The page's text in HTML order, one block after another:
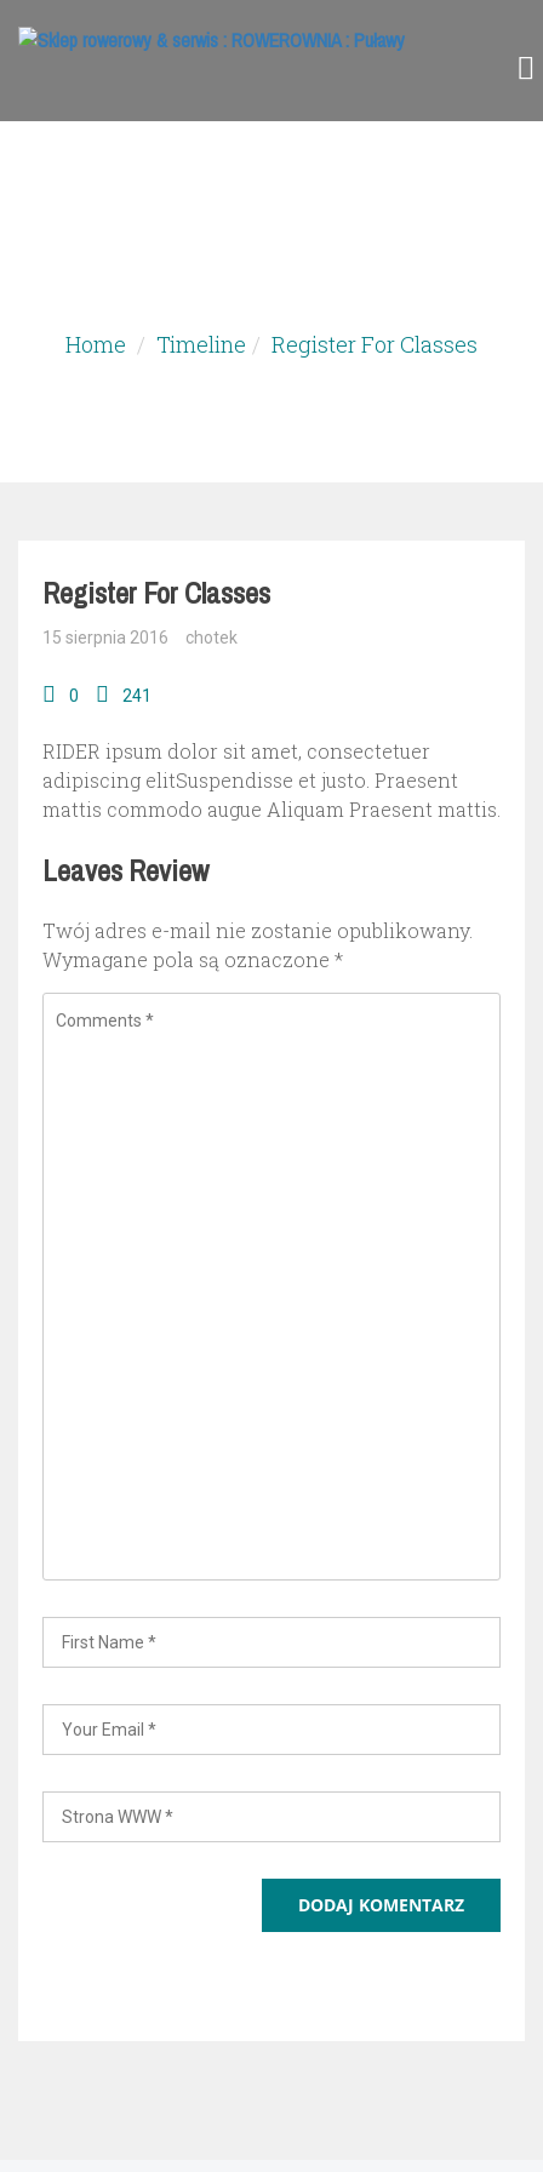
Home Timeline Register For Classes
Register For Classes
15 sierpnia 2016 chotek
0 241
RIDER ipsum dolor sit amet, consectetuer
adipiscing elitSuspendisse et justo. Praesent
mattis commodo augue Aliquam Praesent mattis.
Leaves Review
Twój adres e-mail nie zostanie opublikowany.
Wymagane pola są oznaczone *